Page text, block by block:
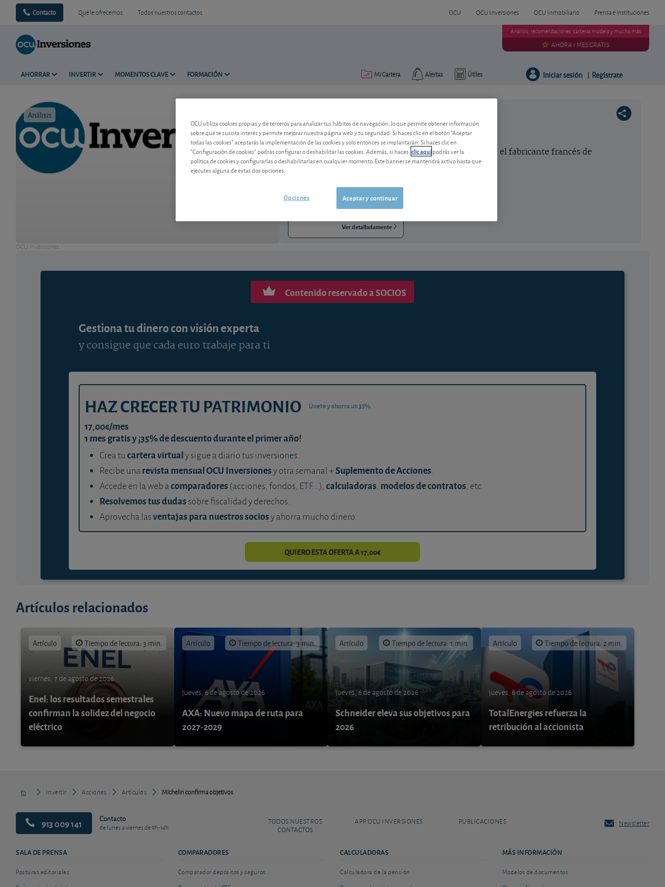
Contacto Qué le ofrecemos Todos nuestros contactos OCU OCU Inversiones OCU Inmobiliario Prensa e instituciones
AHORRAR INVERTIR MOMENTOS CLAVE FORMACIÓN Útiles
Alertas
Mi Cartera
Análisis, recomendaciones, carteras modelo y mucho más
AHORA 1 MES GRATIS
Iniciar sesión | Regístrate
Análisis
OCU Inversiones
Michelin confirma objetivos
A pesar de la subida del precio de las materias primas, el fabricante francés de
neumáticos se muestra confiado de cara a 2018.
Ver detalladamente
Contenido reservado a SOCIOS
Gestiona tu dinero con visión experta
y consigue que cada euro trabaje para ti
HAZ CRECER TU PATRIMONIO Únete y ahorra un 35%
17,00€/mes
1 mes gratis y ¡35% de descuento durante el primer año!
Crea tucartera virtualy sigue a diario tus inversiones.
Recibe unarevista mensual OCU Inversionesy otra semanal +Suplemento de Acciones.
Accede en la web acomparadores (acciones, fondos, ETF...), calculadoras, modelos de contratos, etc.
Resolvemos tus dudas sobre fiscalidad y derechos.
Aprovecha lasventajas para nuestros sociosy ahorra mucho dinero.
QUIERO ESTA OFERTA A 17,00€
Artículos relacionados
Artículo Tiempo de lectura: 3 min.
viernes, 7 de agosto de 2026
Enel: los resultados semestrales
confirman la solidez del negocio
eléctrico
Artículo Tiempo de lectura: 3 min.
jueves, 6 de agosto de 2026
AXA: Nuevo mapa de ruta para
2027-2029
Artículo Tiempo de lectura: 1 min.
jueves, 6 de agosto de 2026
Schneider eleva sus objetivos para
2026
Artículo Tiempo de lectura: 2 min.
jueves, 6 de agosto de 2026
TotalEnergies refuerza la
retribución al accionista
Invertir Acciones Artículos Michelin confirma objetivos
913 009 141 Contacto
de lunes a viernes de 9h-14h
TODOS NUESTROS
CONTACTOS
APP OCU INVERSIONES PUBLICACIONES Newsletter
SALA DE PRENSA
Posturas editoriales
COMPARADORES
Comparador depósitos y seguros
CALCULADORAS
Calculadora de la pensión
MÁS INFORMACIÓN
Modelos de documentos
OCU utiliza cookies propias y de terceros para analizar tus hábitos de navegación, lo que permite obtener información
sobre qué te suscita interés y permite mejorar nuestra página web y tu seguridad. Si haces clic en el botón "Aceptar
todas las cookies" aceptarás la implementación de las cookies y solo entonces se implantarán. Si haces clic en
"Configuración de cookies" podrás configurar o deshabilitar las cookies. Además, si haces clic aquípodrás ver la
política de cookies y configurarlas o deshabilitarlas en cualquier momento. Este banner se mantendrá activo hasta que
ejecutes alguna de estas dos opciones.
Aceptar y continuar
Opciones